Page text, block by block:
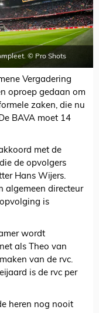
© Pro Shots
Vergadering
oproep gedaan om
zaken, die nu
BAVA moet 14
met de
de opvolgers
Hans Wijers.
algemeen directeur
is
wordt
als Theo van
van de rvc.
is de rvc per
heren nog nooit